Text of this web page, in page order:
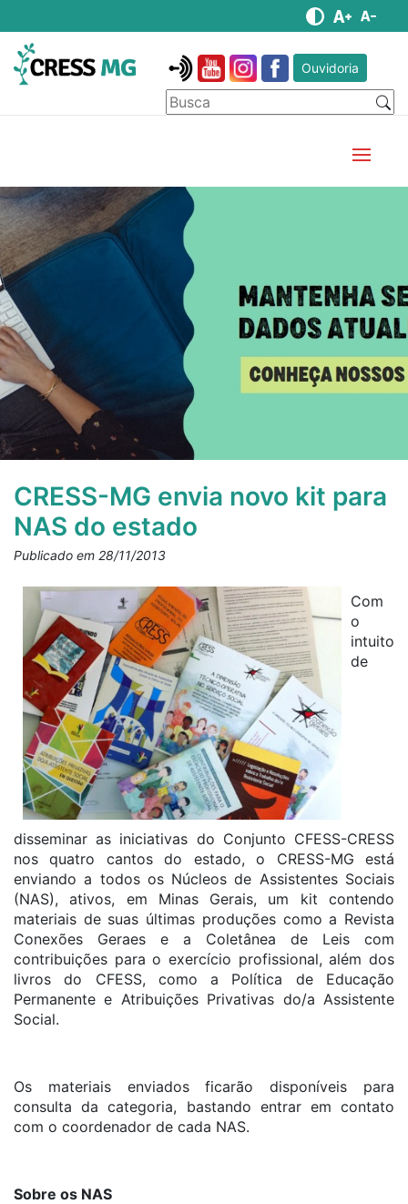
Ouvidoria
CRESS-MG envia novo kit para
NAS do estado
Publicado em 28/11/2013
Com
o
intuito
de
disseminar as iniciativas do Conjunto CFESS-CRESS
nos quatro cantos do estado, o CRESS-MG está
enviando a todos os Núcleos de Assistentes Sociais
(NAS), ativos, em Minas Gerais, um kit contendo
materiais de suas últimas produções como a Revista
Conexões Geraes e a Coletânea de Leis com
contribuições para o exercício profissional, além dos
livros do CFESS, como a Política de Educação
Permanente e Atribuições Privativas do/a Assistente
Social.
Os materiais enviados ficarão disponíveis para
consulta da categoria, bastando entrar em contato
com o coordenador de cada NAS.
Sobre os NAS